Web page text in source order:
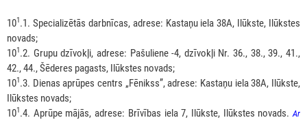
101.1. Specializētās darbnīcas, adrese: Kastaņu iela 38A, Ilūkste, Ilūkstes
novads;
101.2. Grupu dzīvokļi, adrese: Pašuliene -4, dzīvokļi Nr. 36., 38., 39., 41.,
42., 44., Šēderes pagasts, Ilūkstes novads;
101.3. Dienas aprūpes centrs „Fēnikss”, adrese: Kastaņu iela 38A, Ilūkste,
Ilūkstes novads;
101.4. Aprūpe mājās, adrese: Brīvības iela 7, Ilūkste, Ilūkstes novads.Ar